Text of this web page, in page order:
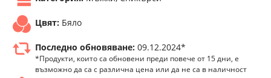
Цвят: Бяло
Последно обновяване: 09.12.2024*
*Продукти, които са обновени преди повече от 15 дни, е
възможно да са с различна цена или да не са в наличност